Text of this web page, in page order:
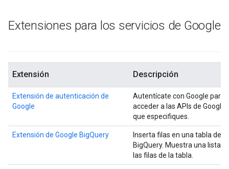
Extensiones para los servicios de Google
Extensión Descripción
Extensión de autenticación de
Google
Autentícate con Google para
acceder a las APIs de Google
que especifiques.
Extensión de Google BigQuery
Inserta filas en una tabla de
BigQuery. Muestra una lista
las filas de la tabla.